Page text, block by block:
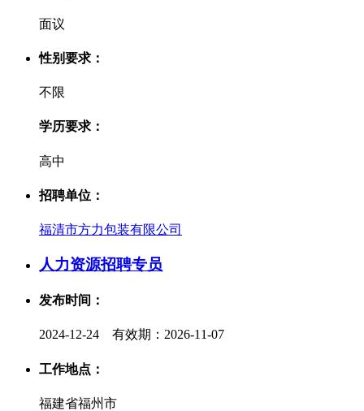
面议
性别要求：
不限
学历要求：
高中
招聘单位：
福清市方力包装有限公司
人力资源招聘专员
发布时间：
2024-12-24 有效期：2026-11-07
工作地点：
福建省福州市